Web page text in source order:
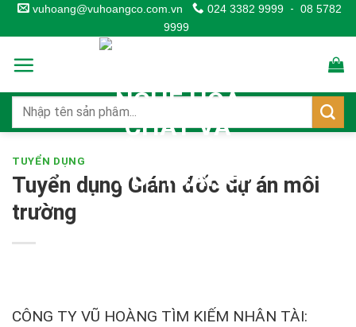
Skip
to
content
vuhoang@vuhoangco.com.vn 024 3382 9999 - 08 5782
9999
TUYỂN DỤNG
Tuyển dụng Giám đốc dự án môi
trường
CÔNG TY VŨ HOÀNG TÌM KIẾM NHÂN TÀI: